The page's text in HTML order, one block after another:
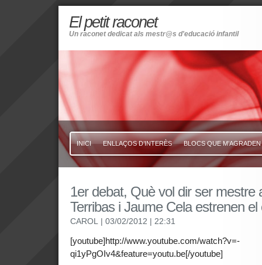
El petit raconet
Un raconet dedicat als mestr@s d'educació infantil
INICI ENLLAÇOS D’INTERÈS BLOCS QUE M’AGRADEN
1er debat, Què vol dir ser mestre
Terribas i Jaume Cela estrenen
CAROL | 03/02/2012 | 22:31
[youtube]http://www.youtube.com/watch?v=-
qi1yPgOIv4&feature=youtu.be[/youtube]